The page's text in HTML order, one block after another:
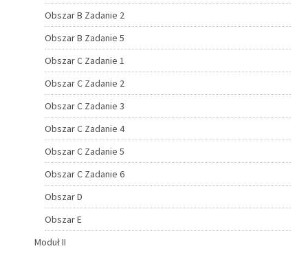
Obszar B Zadanie 2
Obszar B Zadanie 5
Obszar C Zadanie 1
Obszar C Zadanie 2
Obszar C Zadanie 3
Obszar C Zadanie 4
Obszar C Zadanie 5
Obszar C Zadanie 6
Obszar D
Obszar E
Moduł II